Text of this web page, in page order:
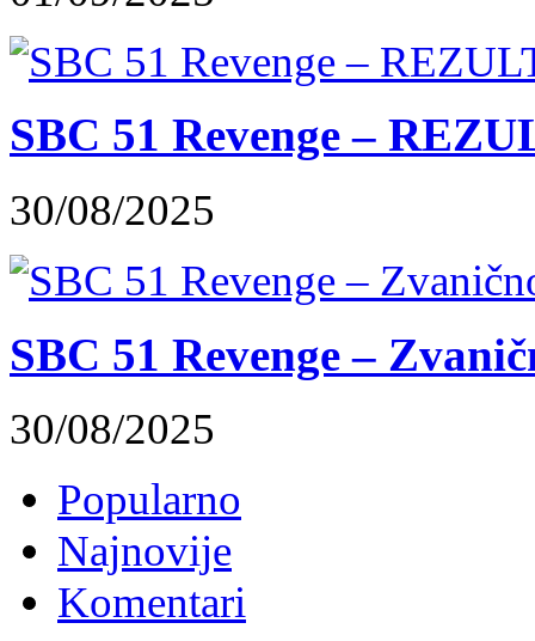
SBC 51 Revenge –
30/08/2025
SBC 51 Revenge –
30/08/2025
Popularno
Najnovije
Komentari